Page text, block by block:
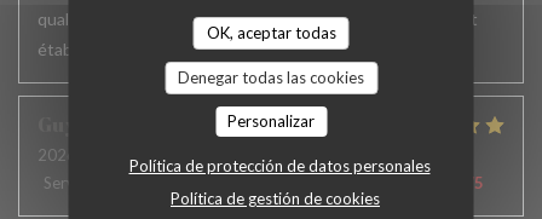
OK, aceptar todas
Denegar todas las cookies
Personalizar
Política de protección de datos personales
Política de gestión de cookies
qualité des plats excellente.. Je recommande vivement cet
établissement et j’y reviens toujours avec le même plaisir
2026-06-19
Servicio
/5